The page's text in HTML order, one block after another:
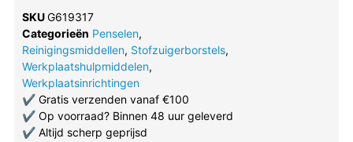
SKUG619317
Categorieën Penselen,
Reinigingsmiddellen, Stofzuigerborstels,
Werkplaatshulpmiddelen,
Werkplaatsinrichtingen
✔Gratis verzenden vanaf €100
✔Op voorraad? Binnen 48 uur geleverd
✔Altijd scherp geprijsd